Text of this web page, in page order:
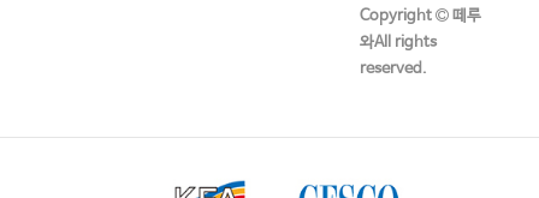
Copyright
떼루
와All rights
reserved.